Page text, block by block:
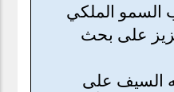
السمو الملكي
على بحث
السيف على